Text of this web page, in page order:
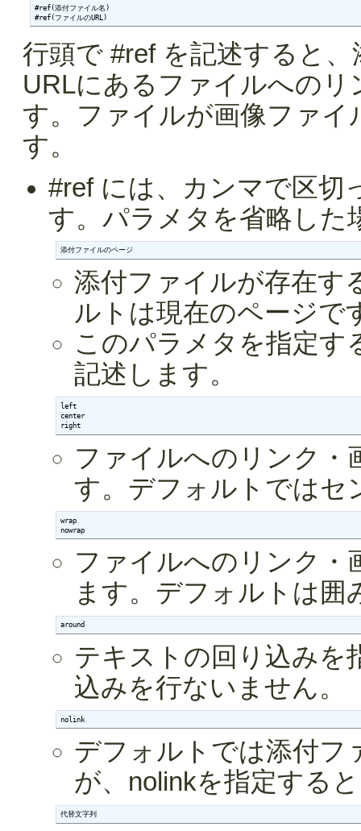
#ref(添付ファイル名)
#ref(ファイルのURL)
行頭で #ref を記述すると
URLにあるファイルへの
す。ファイルが画像ファイ
す。
#ref には、カンマで区切
す。パラメタを省略した
添付ファイルのページ
添付ファイルが存在す
ルトは現在のページで
このパラメタを指定す
記述します。
left
center
right
ファイルへのリンク・
す。デフォルトではセ
wrap
nowrap
ファイルへのリンク・
ます。デフォルトは囲
around
テキストの回り込みを
込みを行ないません。
nolink
デフォルトでは添付フ
が、nolinkを指定する
代替文字列